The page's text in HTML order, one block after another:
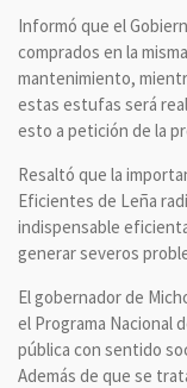
Informó que el
comprados en la
mantenimiento,
estas estufas será
esto a petición de la
Resaltó que la
Eficientes de Leña
indispensable
generar severos
El gobernador de
el Programa Nacional
pública con sentido
Además de que se